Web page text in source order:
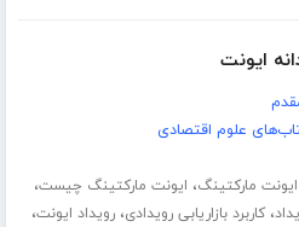
ایونت
علوم اقتصادی
ایونت مارکتینگ، ایونت مارکتینگ چیست،
،کاربرد بازاریابی رویدادی،رویداد ایونت،